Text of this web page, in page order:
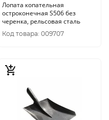
Лопата копательная
остроконечная S506 без
черенка, рельсовая сталь
Код товара: 009707